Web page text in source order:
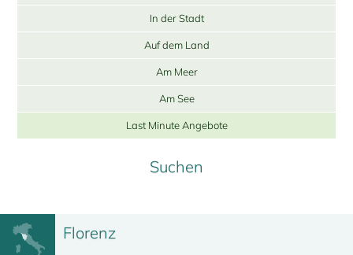
In der Stadt
Auf dem Land
Am Meer
Am See
Last Minute Angebote
Suchen
Florenz